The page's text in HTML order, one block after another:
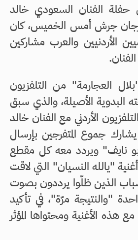
حفلة الفنان السعودي خالد
جرش أمس الخميس، كان
الأردنيين والعرب مشاركين
العجارمة" من التلفزيون
البدوية الأصيلة، والذي سبق
الأردني مع الفنان خالد
جموع المتفرجين بإرسال
نايف" ويردد معه كل مقطع
"يالله النسيان" التي لاقت
الذين ظلّوا يرددون بصوت
"والنتيجة مرّة"، في تأكيد
هذه الأغنية ومحتواها المؤثر